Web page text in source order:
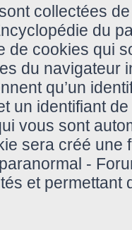
collectées
du
de cookies qui
du navigateur
qu’un
un identifiant
vous sont
sera créé
-
et permettant